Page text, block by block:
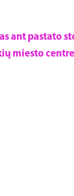
ant pastato
miesto